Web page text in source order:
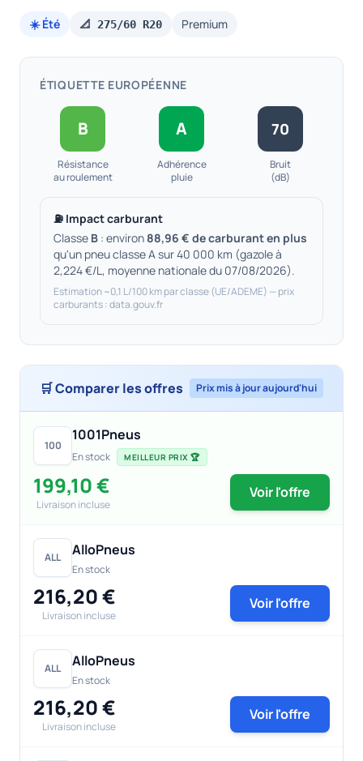
☀️ Été 📐 275/60 R20 Premium
ÉTIQUETTE EUROPÉENNE
B
Résistance
au roulement
A
Adhérence
pluie
70
Bruit
(dB)
⛽ Impact carburant
Classe B : environ 88,96 € de carburant en plus
qu'un pneu classe A sur 40 000 km (gazole à
2,224 €/L, moyenne nationale du 07/08/2026).
Estimation ~0,1 L/100 km par classe (UE/ADEME) — prix
carburants : data.gouv.fr
🛒 Comparer les offres Prix mis à jour aujourd'hui
100
1001Pneus
En stock MEILLEUR PRIX 🏆
199,10 €
Livraison incluse
Voir l'offre
ALL AlloPneus
En stock
216,20 €
Livraison incluse
Voir l'offre
ALL AlloPneus
En stock
216,20 €
Livraison incluse
Voir l'offre